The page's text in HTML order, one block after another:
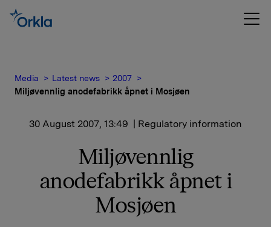
Media Latest news
2007
Miljøvennlig anodefabrikk åpnet i Mosjøen
30 August 2007, 13:49 | Regulatory information
Miljøvennlig
anodefabrikk åpnet i
Mosjøen